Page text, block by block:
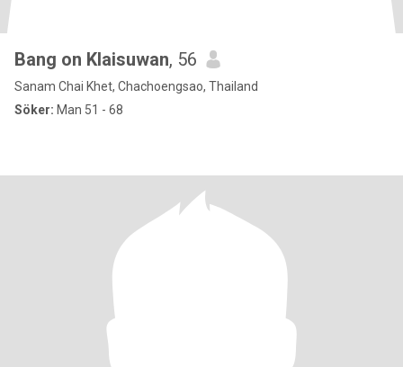
Bang on Klaisuwan, 56
Sanam Chai Khet, Chachoengsao, Thailand
Söker: Man 51 - 68